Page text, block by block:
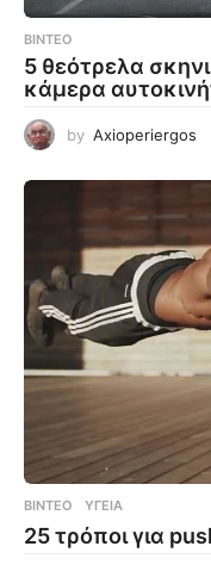
ΒΊΝΤΕΟ
5 θεότρελα
κάμερα
by Axioperiergos
ΒΊΝΤΕΟ ΥΓΕΊΑ
25 τρόποι για